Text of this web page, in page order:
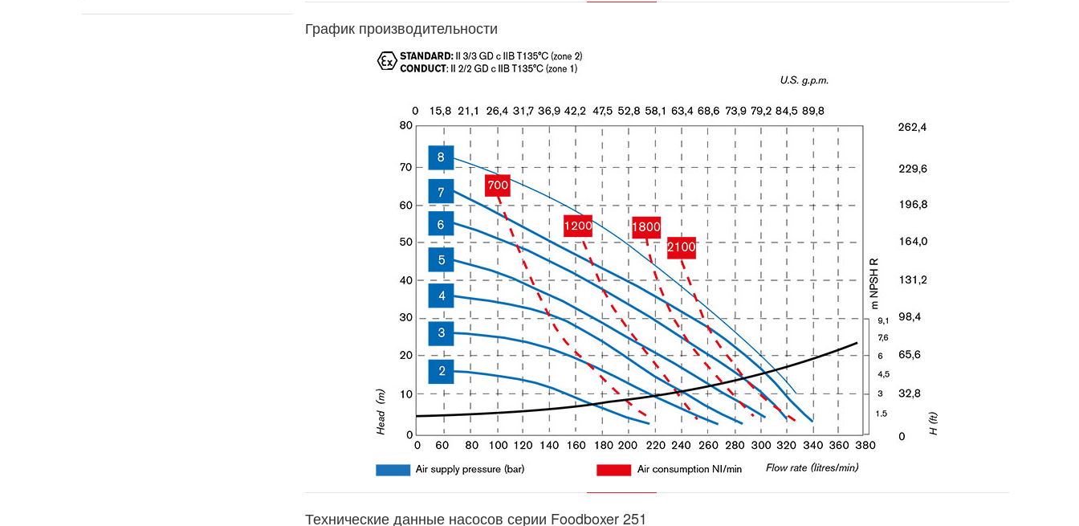
График производительности
Технические данные насосов серии Foodboxer 251